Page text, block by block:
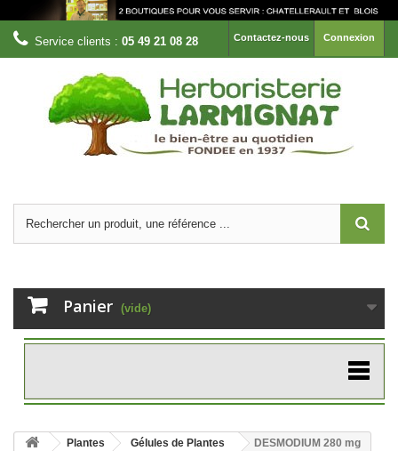
Connexion
Contactez-nous
Service clients : 05 49 21 08 28
Panier (vide)
Plantes Gélules de Plantes DESMODIUM 280 mg